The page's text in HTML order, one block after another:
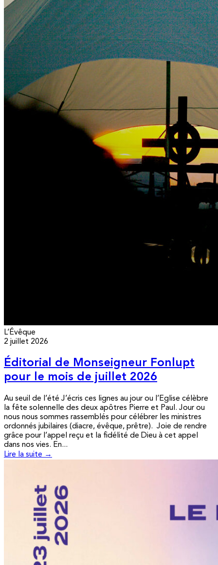
L’Évêque
2 juillet 2026
Éditorial de Monseigneur Fonlupt
pour le mois de juillet 2026
Au seuil de l’été J’écris ces lignes au jour ou l’Eglise célèbre
la fête solennelle des deux apôtres Pierre et Paul. Jour ou
nous nous sommes rassemblés pour célébrer les ministres
ordonnés jubilaires (diacre, évêque, prêtre). Joie de rendre
grâce pour l’appel reçu et la fidélité de Dieu à cet appel
dans nos vies. En...
Lire la suite →